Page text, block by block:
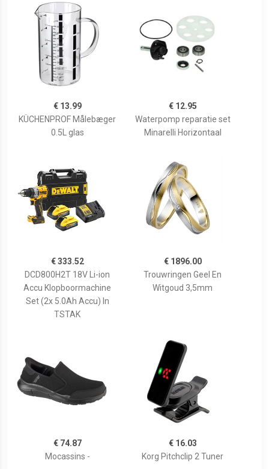
€ 13.99
KÜCHENPROF Målebæger
0.5L glas
€ 12.95
Waterpomp reparatie set
Minarelli Horizontaal
€ 333.52
DCD800H2T 18V Li-ion
Accu Klopboormachine
Set (2x 5.0Ah Accu) In
TSTAK
€ 1896.00
Trouwringen Geel En
Witgoud 3,5mm
€ 74.87
Mocassins -
€ 16.03
Korg Pitchclip 2 Tuner